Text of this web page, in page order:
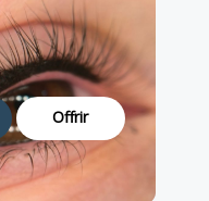
Offrir